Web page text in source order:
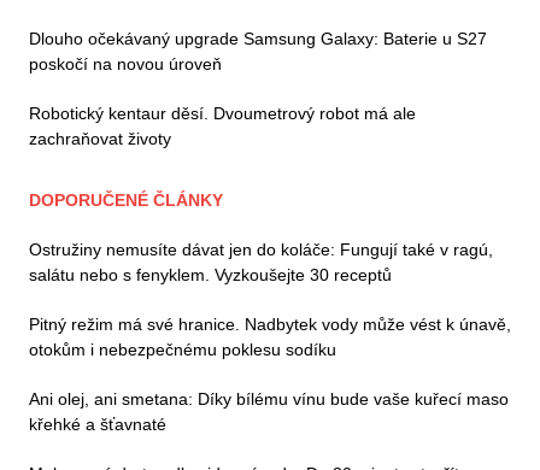
Dlouho očekávaný upgrade Samsung Galaxy: Baterie u S27
poskočí na novou úroveň
Robotický kentaur děsí. Dvoumetrový robot má ale
zachraňovat životy
DOPORUČENÉ ČLÁNKY
Ostružiny nemusíte dávat jen do koláče: Fungují také v ragú,
salátu nebo s fenyklem. Vyzkoušejte 30 receptů
Pitný režim má své hranice. Nadbytek vody může vést k únavě,
otokům i nebezpečnému poklesu sodíku
Ani olej, ani smetana: Díky bílému vínu bude vaše kuřecí maso
křehké a šťavnaté